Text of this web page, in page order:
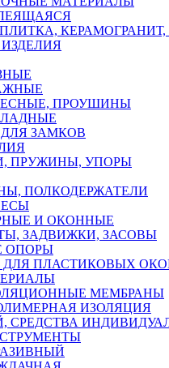
КЕРАМОГРАНИТ,
ПРОУШИНЫ
ЗАМКОВ
ПРУЖИНЫ, УПОРЫ
ПОЛКОДЕРЖАТЕЛИ
И ОКОННЫЕ
ЗАДВИЖКИ, ЗАСОВЫ
ОПОРЫ
ДЛЯ ПЛАСТИКОВЫХ
МЕМБРАНЫ
ИЗОЛЯЦИЯ
СРЕДСТВА